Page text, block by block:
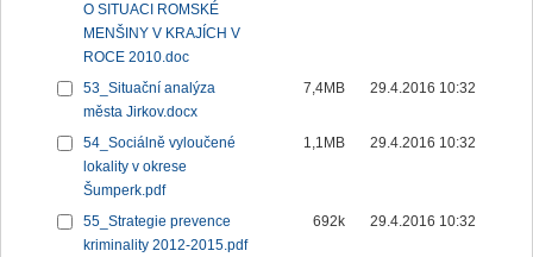
O SITUACI ROMSKÉ
MENŠINY V KRAJÍCH V
ROCE 2010.doc
53_Situační analýza
města Jirkov.docx
7,4MB 29.4.2016 10:32
54_Sociálně vyloučené
lokality v okrese
Šumperk.pdf
1,1MB 29.4.2016 10:32
55_Strategie prevence
kriminality 2012-2015.pdf
692k 29.4.2016 10:32